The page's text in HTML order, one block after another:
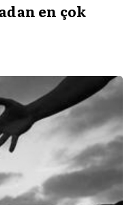
en çok